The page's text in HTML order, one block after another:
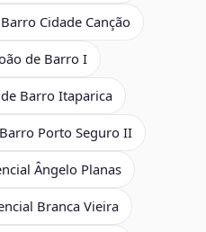
Cidade Canção
de Barro I
Barro Itaparica
Porto Seguro II
Ângelo Planas
Branca Vieira